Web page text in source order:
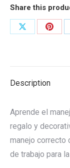
Share this
Share
Share
Description
Aprende el
regalo y
manejo correcto
de trabajo para